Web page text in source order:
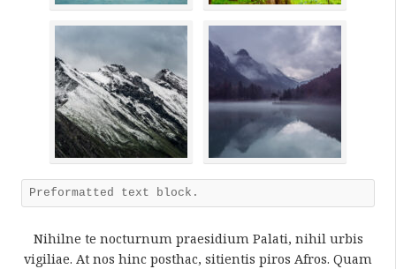
Preformatted text block.
Nihilne te nocturnum praesidium Palati, nihil urbis
vigiliae. At nos hinc posthac, sitientis piros Afros. Quam